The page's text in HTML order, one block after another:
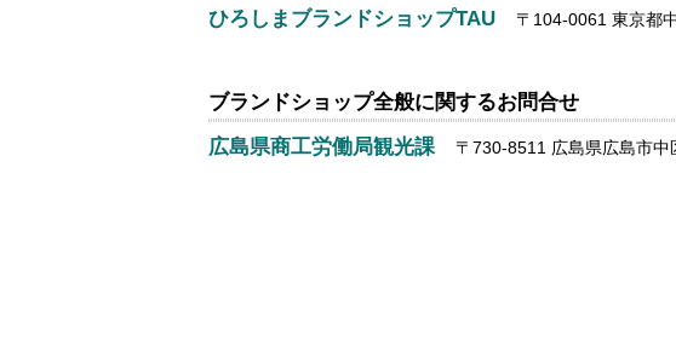
ひろしまブランドショップTAU
〒104-0061 東京都
ブランドショップ全般に関するお問合せ
広島県商工労働局観光課
〒730-8511 広島県広島市